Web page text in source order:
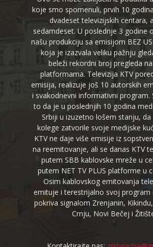
koje smo spomenuli, prvih 10
dvadeset televizijskih centara,
sedamdeset. U poslednje 3 godine
našu produkciju sa emisijom BEZ
koja je izazvala veliku pažnju
beleži rekordni broj pregleda
platformama. Televizija KTV
emisija, realizuje još 10 autorskih
i svakodnevni informativni program.
to da je u poslednjih 10 godina
Srbiji u izuzetno lošem stanju,
kolege zatvorile svoje medijske
KTV ne daje više emisije iz
na reemitovanje, ali se danas KTV
putem SBB kablovske mreže u
putem NET TV PLUS platforme u
Osim kablovskog emitovanja
emituje i terestrijalno svoj program
pokriva signalom Zrenjanin,
Crnju, Novi Bečej i